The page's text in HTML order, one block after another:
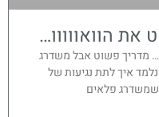
את הוואווווו…
מדריך פשוט אבל משדרג
איך לתת נגיעות של
שמשדרג פלאים